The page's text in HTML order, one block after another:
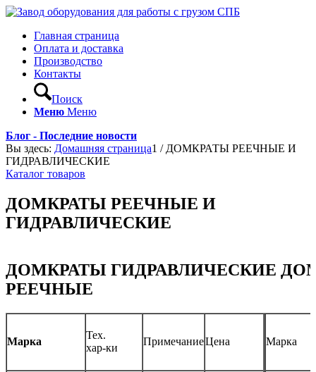
Главная страница
Оплата и доставка
Производство
Контакты
Поиск
Меню Меню
Блог - Последние новости
Вы здесь: Домашняя страница1 / ДОМКРАТЫ РЕЕЧНЫЕ И
ГИДРАВЛИЧЕСКИЕ
Каталог товаров
ДОМКРАТЫ РЕЕЧНЫЕ И
ГИДРАВЛИЧЕСКИЕ
ДОМКРАТЫ ГИДРАВЛИЧЕСКИЕ
РЕЕЧНЫЕ
Марка
Тех.
хар-ки
ПримечаниеЦена Марка